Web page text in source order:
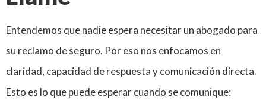
Entendemos que nadie espera necesitar un abogado para
su reclamo de seguro. Por eso nos enfocamos en
claridad, capacidad de respuesta y comunicación directa.
Esto es lo que puede esperar cuando se comunique: